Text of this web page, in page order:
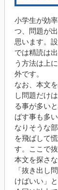
小学生が効
つ、問題が
思います。
では精読は
う方法は上
外です。
なお、本文
し問題だけ
る事が多い
ばす事も多
なりそうな
を飛ばして
す。ここで
本文を探さ
「抜き出し
けばいい」